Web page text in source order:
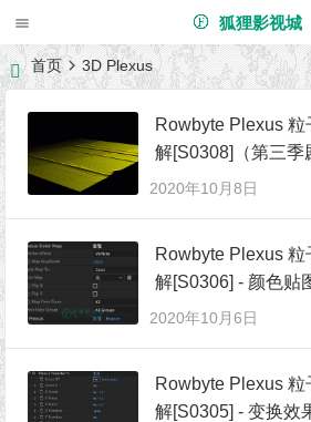
狐狸影视城
首页 3D Plexus
Rowbyte Plexus
解[S0308]（第三季
（Sound Effector）
2020年10月8日
Rowbyte Plexus
解[S0306] - 颜色贴
p Effector）
2020年10月6日
Rowbyte Plexus
解[S0305] - 变换效